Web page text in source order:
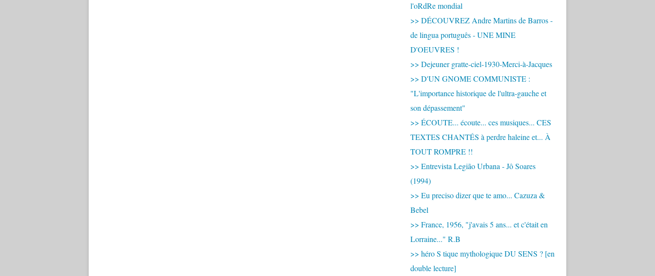
l'oRdRe mondial
>> DÉCOUVREZ Andre Martins de Barros -
de lingua português - UNE MINE
D'OEUVRES !
>> Dejeuner gratte-ciel-1930-Merci-à-Jacques
>> D'UN GNOME COMMUNISTE :
"L'importance historique de l'ultra-gauche et
son dépassement"
>> ÉCOUTE... écoute... ces musiques... CES
TEXTES CHANTÉS à perdre haleine et... À
TOUT ROMPRE !!
>> Entrevista Legião Urbana - Jô Soares
(1994)
>> Eu preciso dizer que te amo... Cazuza &
Bebel
>> France, 1956, "j'avais 5 ans... et c'était en
Lorraine..." R.B
>> héro S tique mythologique DU SENS ? [en
double lecture]